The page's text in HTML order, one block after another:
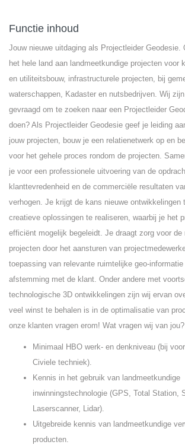
Functie inhoud
Jouw nieuwe uitdaging als Projectleider Geodesie.
het hele land aan landmeetkundige projecten voor
en utiliteitsbouw, infrastructurele projecten, bij
waterschappen, Kadaster en nutsbedrijven. Wij
gevraagd om te zoeken naar een Projectleider
doen? Als Projectleider Geodesie geef je leiding
jouw projecten, bouw je een relatienetwerk op en
voor het gehele proces rondom de projecten.
je voor een professionele uitvoering van de
klanttevredenheid en de commerciële resultaten
verhogen. Je krijgt de kans nieuwe ontwikkelingen
creatieve oplossingen te realiseren, waarbij je het
efficiënt mogelijk begeleidt. Je draagt zorg voor de
projecten door het aansturen van
toepassing van relevante ruimtelijke geo-
afstemming met de klant. Onder andere met
technologische 3D ontwikkelingen zijn wij ervan
veel winst te behalen is in de optimalisatie van
onze klanten vragen erom! Wat vragen wij van jou?
Minimaal HBO werk- en denkniveau (bij
Civiele techniek).
Kennis in het gebruik van landmeetkundige
inwinningstechnologie (GPS, Total Station,
Laserscanner, Lidar).
Uitgebreide kennis van landmeetkundige
producten.